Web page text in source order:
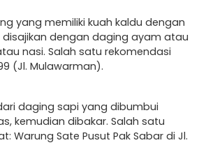
yang memiliki kuah kaldu dengan
dengan daging ayam atau
nasi. Salah satu rekomendasi
(Jl. Mulawarman).
daging sapi yang dibumbui
kemudian dibakar. Salah satu
Warung Sate Pusut Pak Sabar di Jl.